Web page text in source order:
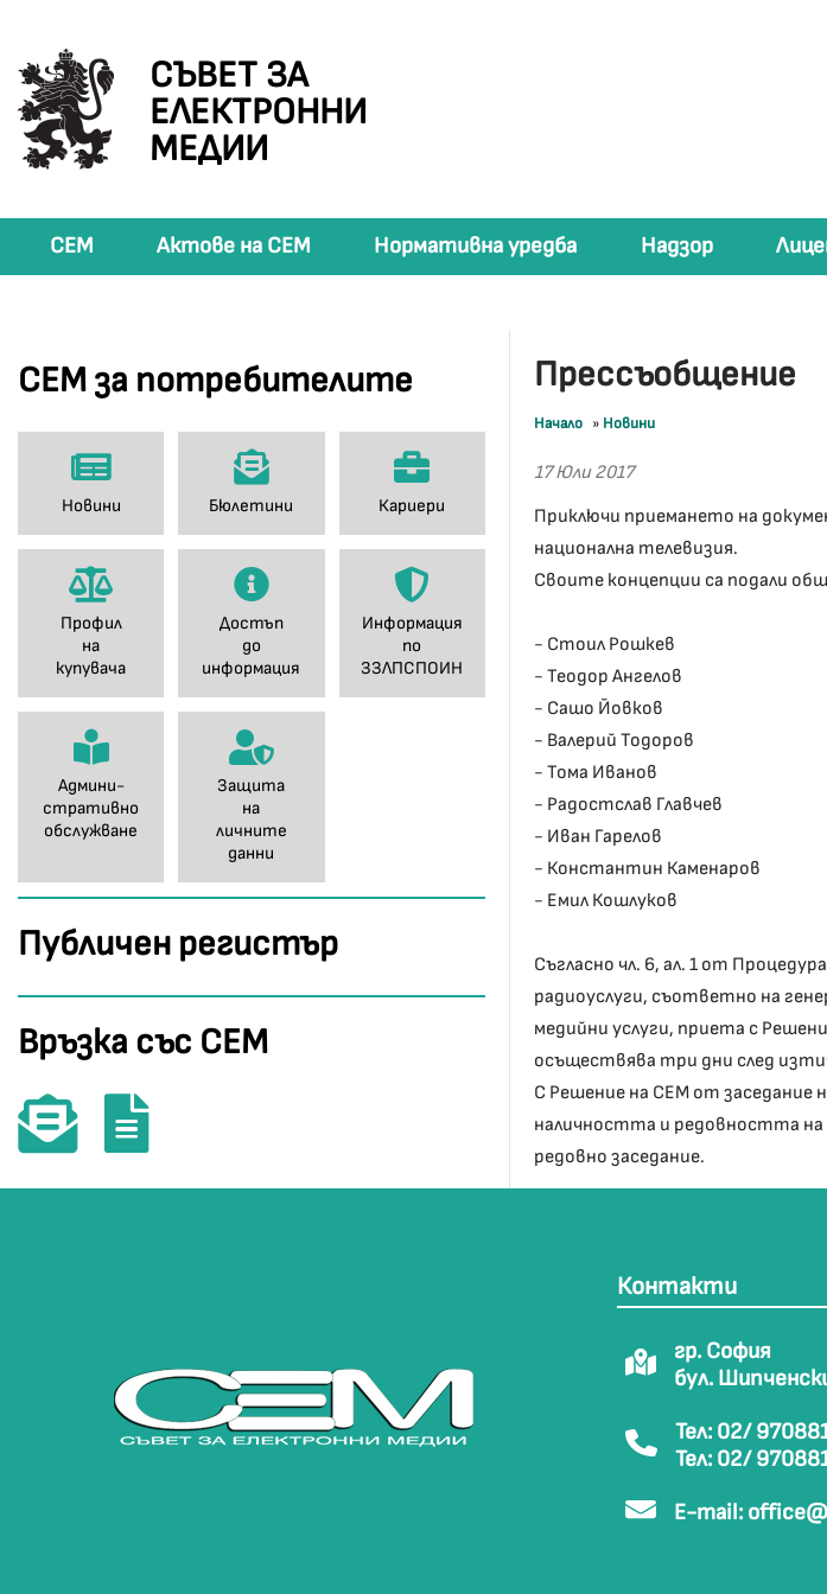
СЪВЕТ ЗА
ЕЛЕКТРОННИ
МЕДИИ
СЕМ Актове на СЕМ Нормативна уредба Надзор
СЕМ за потребителите
Новини Бюлетини Кариери
Профил
на
купувача
Достъп
до
информация
Информация
по
ЗЗЛПСПОИН
Админи-
стративно
обслужване
Защита
на
личните
данни
Публичен регистър
Връзка със СЕМ
Прессъобщение
Начало » Новини
17 Юли 2017
Приключи приемането на
национална телевизия.
Своите концепции са подали
- Стоил Рошкев
- Теодор Ангелов
- Сашо Йовков
- Валерий Тодоров
- Тома Иванов
- Радостслав Главчев
- Иван Гарелов
- Константин Каменаров
- Емил Кошлуков
Съгласно чл. 6, ал. 1 от
радиоуслуги, съответно на
медийни услуги, приета с
осъществява три дни след
С Решение на СЕМ от заседание
наличността и редовността на
редовно заседание.
Контакти
гр. София
бул.
Тел: 02/
Тел: 02/
E-mail: